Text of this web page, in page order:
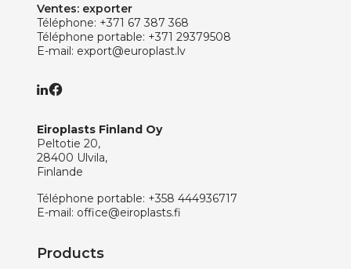
Ventes: exporter
Téléphone: +371 67 387 368
Téléphone portable: +371 29379508
E-mail: export@europlast.lv
Eiroplasts Finland Oy
Peltotie 20,
28400 Ulvila,
Finlande
Téléphone portable: +358 444936717
E-mail: office@eiroplasts.fi
Products